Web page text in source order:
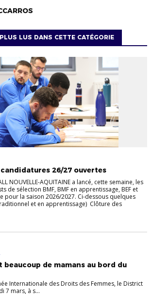
LUS DANS CETTE CATÉGORIE
candidatures 26/27 ouvertes
NOUVELLE-AQUITAINE a lancé, cette semaine, les
de sélection BMF, BMF en apprentissage, BEF et
pour la saison 2026/2027. Ci-dessous quelques
et en apprentissage) Clôture des
beaucoup de mamans au bord du
Internationale des Droits des Femmes, le District
7 mars, à s...